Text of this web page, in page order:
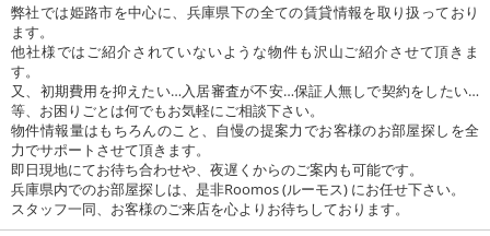
弊社では姫路市を中心に、兵庫県下の全ての賃貸情報を取り扱っており
ます。
他社様ではご紹介されていないような物件も沢山ご紹介させて頂きま
す。
又、初期費用を抑えたい…入居審査が不安…保証人無しで契約をしたい…
等、お困りごとは何でもお気軽にご相談下さい。
物件情報量はもちろんのこと、自慢の提案力でお客様のお部屋探しを全
力でサポートさせて頂きます。
即日現地にてお待ち合わせや、夜遅くからのご案内も可能です。
兵庫県内でのお部屋探しは、是非Roomos (ルーモス) にお任せ下さい。
スタッフ一同、お客様のご来店を心よりお待ちしております。